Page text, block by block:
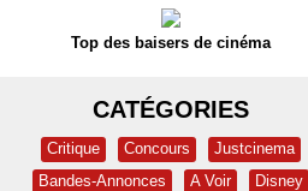
Top des baisers de cinéma
CATÉGORIES
Critique Concours
Justcinema
Bandes-Annonces
A Voir
Disney